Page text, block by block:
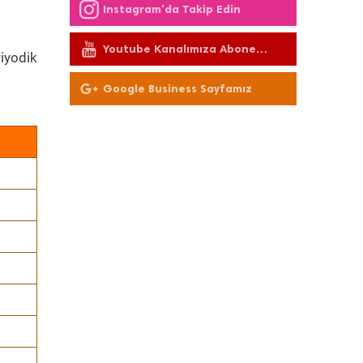
Instagram'da Takip Edin
Youtube Kanalımıza Abone
Olun
Google Business Sayfamız